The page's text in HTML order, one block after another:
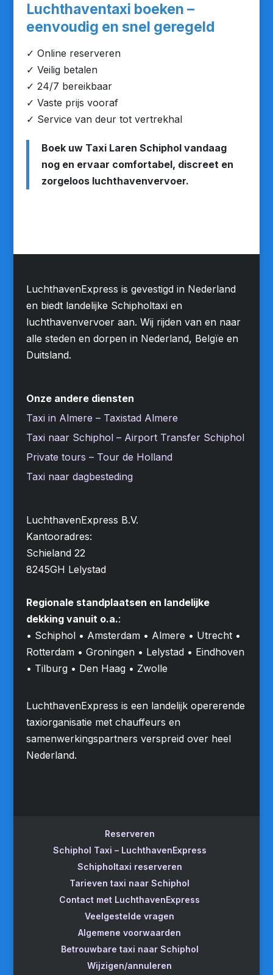
Luchthaventaxi boeken –
eenvoudig en snel geregeld
✓ Online reserveren
✓ Veilig betalen
✓ 24/7 bereikbaar
✓ Vaste prijs vooraf
✓ Service van deur tot vertrekhal
Boek uw Taxi Laren Schiphol vandaag
nog en ervaar comfortabel, discreet en
zorgeloos luchthavenvervoer.
LuchthavenExpress is gevestigd in Nederland
en biedt landelijke Schipholtaxi en
luchthavenvervoer aan. Wij rijden van en naar
alle steden en dorpen in Nederland, Belgïe en
Duitsland.
Onze andere diensten
Taxi in Almere – Taxistad Almere
Taxi naar Schiphol – Airport Transfer Schiphol
Private tours – Tour de Holland
Taxi naar dagbesteding
LuchthavenExpress B.V.
Kantooradres:
Schieland 22
8245GH Lelystad
Regionale standplaatsen en landelijke
dekking vanuit o.a.:
• Schiphol • Amsterdam • Almere • Utrecht •
Rotterdam • Groningen • Lelystad • Eindhoven
• Tilburg • Den Haag • Zwolle
LuchthavenExpress is een landelijk opererende
taxiorganisatie met chauffeurs en
samenwerkingspartners verspreid over heel
Nederland.
Reserveren
Schiphol Taxi – LuchthavenExpress
Schipholtaxi reserveren
Tarieven taxi naar Schiphol
Contact met LuchthavenExpress
Veelgestelde vragen
Algemene voorwaarden
Betrouwbare taxi naar Schiphol
Wijzigen/annuleren